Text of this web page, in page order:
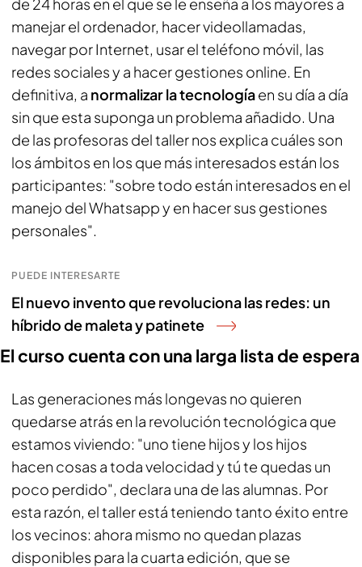
manejar el ordenador, hacer videollamadas,
navegar por Internet, usar el teléfono móvil, las
redes sociales y a hacer gestiones online. En
definitiva, a normalizar la tecnologíaen su día a día
sin que esta suponga un problema añadido. Una
de las profesoras del taller nos explica cuáles son
los ámbitos en los que más interesados están los
participantes: "sobre todo están interesados en el
manejo del Whatsapp y en hacer sus gestiones
personales".
PUEDE INTERESARTE
El nuevo invento que revoluciona las redes: un
híbrido de maleta y patinete
El curso cuenta con una larga lista de espera
Las generaciones más longevas no quieren
quedarse atrás en la revolución tecnológica que
estamos viviendo: "uno tiene hijos y los hijos
hacen cosas a toda velocidad y tú te quedas un
poco perdido", declara una de las alumnas. Por
esta razón, el taller está teniendo tanto éxito entre
los vecinos: ahora mismo no quedan plazas
disponibles para la cuarta edición, que se